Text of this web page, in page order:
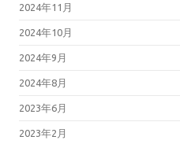
2024年11月
2024年10月
2024年9月
2024年8月
2023年6月
2023年2月